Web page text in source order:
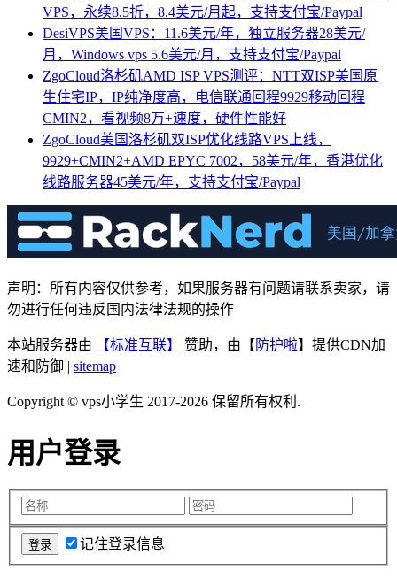
VPS，永续8.5折，8.4美元/月起，支持支付宝/Paypal
DesiVPS美国VPS：11.6美元/年，独立服务器28美元/
月，Windows vps 5.6美元/月，支持支付宝/Paypal
ZgoCloud洛杉矶AMD ISP VPS测评：NTT双ISP美国原
生住宅IP，IP纯净度高，电信联通回程9929移动回程
CMIN2，看视频8万+速度，硬件性能好
ZgoCloud美国洛杉矶双ISP优化线路VPS上线，
9929+CMIN2+AMD EPYC 7002，58美元/年，香港优化
线路服务器45美元/年，支持支付宝/Paypal
声明：所有内容仅供参考，如果服务器有问题请联系卖家，请
勿进行任何违反国内法律法规的操作
本站服务器由 【标准互联】 赞助，由【 防护啦】提供CDN加
速和防御 | sitemap
Copyright © vps小学生 2017-2026 保留所有权利.
用户登录
记住登录信息